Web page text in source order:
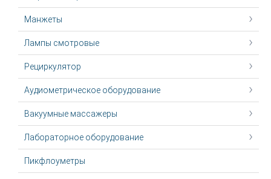
Манжеты
Лампы смотровые
Рециркулятор
Аудиометрическое оборудование
Вакуумные массажеры
Лабораторное оборудование
Пикфлоуметры